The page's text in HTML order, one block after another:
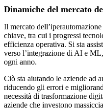
Dinamiche del mercato
Il mercato
chiave, tra cui i progressi
efficienza operativa. Si sta
verso l’integrazione di AI e
ogni anno.
Ciò sta aiutando le aziende ad
riducendo gli errori e
necessità di trasformazione
aziende che investono